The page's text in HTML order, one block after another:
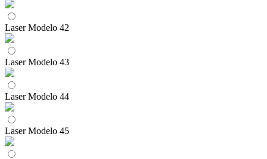
Laser Modelo 42
Laser Modelo 43
Laser Modelo 44
Laser Modelo 45